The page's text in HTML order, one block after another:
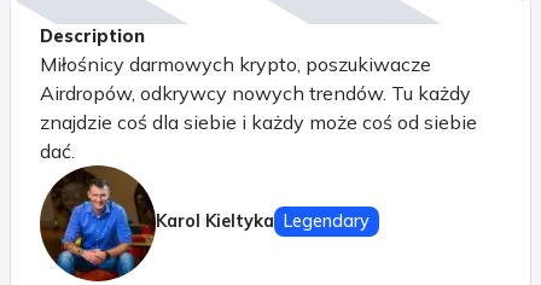
Description
Miłośnicy darmowych krypto, poszukiwacze
Airdropów, odkrywcy nowych trendów. Tu każdy
znajdzie coś dla siebie i każdy może coś od siebie
dać.
Karol Kieltyka Legendary